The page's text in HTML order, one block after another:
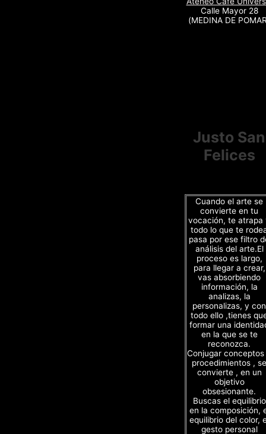
Calle Mayor 28
(MEDINA DE
Justo San
Felices
Cuando el arte se
convierte en tu
vocación, te atrapa
todo lo que te
pasa por ese filtro
análisis del arte.El
proceso es largo,
para llegar a crear,
vas absorbiendo
información, la
analizas, la
personalizas, y con
todo ello ,tienes
formar una
en la que se te
reconozca.
Conjugar
procedimientos , se
convierte , en un
objetivo
obsesionante.
Buscas el equilibrio
en la composición,
equilibrio del color,
gesto personal